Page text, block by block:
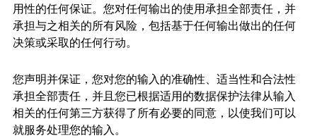
用性的任何保证。您对任何输出的使用承担全部责任，并
承担与之相关的所有风险，包括基于任何输出做出的任何
决策或采取的任何行动。
您声明并保证，您对您的输入的准确性、适当性和合法性
承担全部责任，并且您已根据适用的数据保护法律从输入
相关的任何第三方获得了所有必要的同意，以使我们可以
就服务处理您的输入。